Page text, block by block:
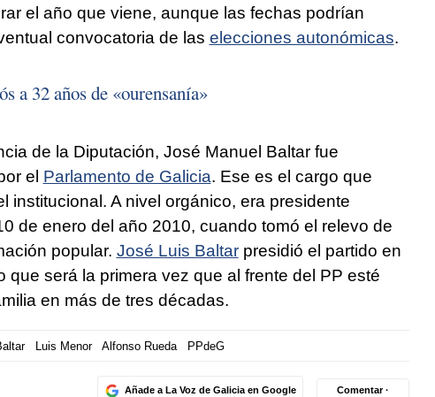
el año que viene, aunque las fechas podrían
convocatoria de las elecciones autonómicas.
a 32 años de «ourensanía»
de la Diputación, José Manuel Baltar fue
el Parlamento de Galicia. Ese es el cargo que
institucional. A nivel orgánico, era presidente
de enero del año 2010, cuando tomó el relevo de
popular. José Luis Baltarpresidió el partido en
que será la primera vez que al frente del PP esté
en más de tres décadas.
Luis Menor Alfonso Rueda PPdeG
Añade a La Voz de Galicia en Google Comentar ·